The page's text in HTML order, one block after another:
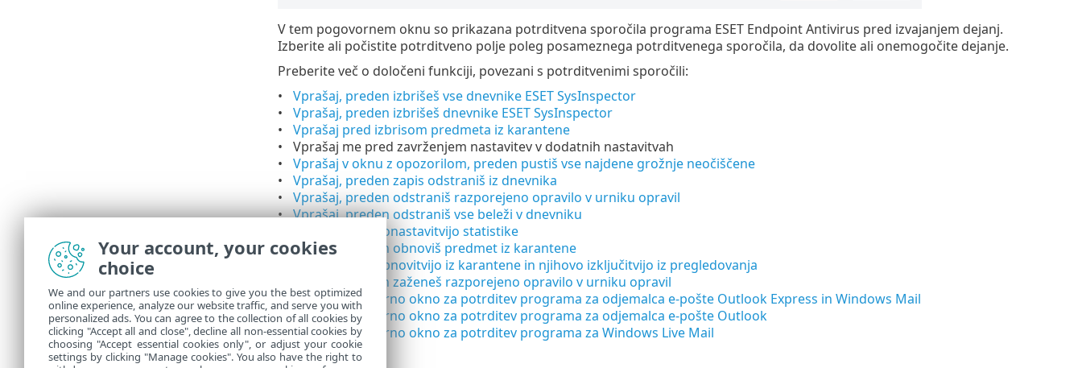
V tem pogovornem oknu so prikazana potrditvena sporočila programa ESET Endpoint Antivirus pred izvajanjem dejanj.
Izberite ali počistite potrditveno polje poleg posameznega potrditvenega sporočila, da dovolite ali onemogočite dejanje.
Preberite več o določeni funkciji, povezani s potrditvenimi sporočili:
Vprašaj, preden izbrišeš vse dnevnike ESET SysInspector
Vprašaj, preden izbrišeš dnevnike ESET SysInspector
Vprašaj pred izbrisom predmeta iz karantene
Vprašaj me pred zavrženjem nastavitev v dodatnih nastavitvah
Vprašaj v oknu z opozorilom, preden pustiš vse najdene grožnje neočiščene
Vprašaj, preden zapis odstraniš iz dnevnika
Vprašaj, preden odstraniš razporejeno opravilo v urniku opravil
Vprašaj, preden odstraniš vse beleži v dnevniku
Vprašaj pred ponastavitvijo statistike
Vprašaj, preden obnoviš predmet iz karantene
Vprašaj pred obnovitvijo iz karantene in njihovo izključitvijo iz pregledovanja
Vprašaj, preden zaženeš razporejeno opravilo v urniku opravil
Prikaži pogovorno okno za potrditev programa za odjemalca e-pošte Outlook Express in Windows Mail
Prikaži pogovorno okno za potrditev programa za odjemalca e-pošte Outlook
Prikaži pogovorno okno za potrditev programa za Windows Live Mail
Your account, your cookies
choice
We and our partners use cookies to give you the best optimized
online experience, analyze our website traffic, and serve you with
personalized ads. You can agree to the collection of all cookies by
clicking "Accept all and close", decline all non-essential cookies by
choosing "Accept essential cookies only", or adjust your cookie
settings by clicking "Manage cookies". You also have the right to